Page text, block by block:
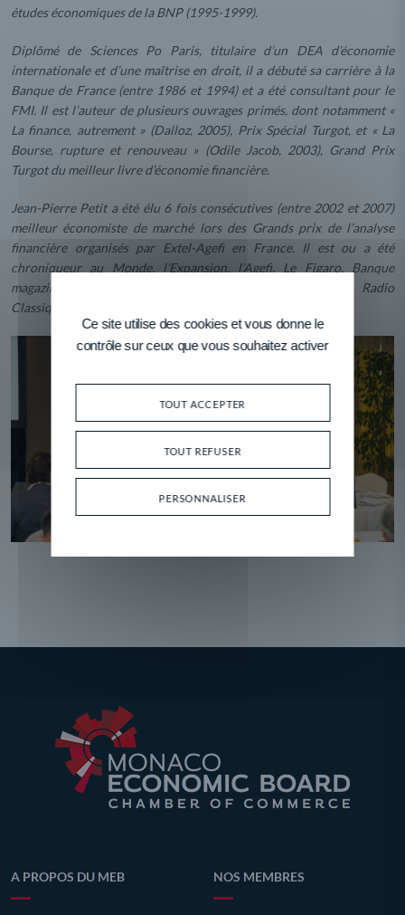
études économiques de la BNP (1995-1999).
Diplômé de Sciences Po Paris, titulaire d’un DEA d’économie
internationale et d’une maîtrise en droit, il a débuté sa carrière à la
Banque de France (entre 1986 et 1994) et a été consultant pour le
FMI. Il est l’auteur de plusieurs ouvrages primés, dont notamment «
La finance, autrement » (Dalloz, 2005), Prix Spécial Turgot, et « La
Bourse, rupture et renouveau » (Odile Jacob, 2003), Grand Prix
Turgot du meilleur livre d’économie financière.
Jean-Pierre Petit a été élu 6 fois consécutives (entre 2002 et 2007)
meilleur économiste de marché lors des Grands prix de l’analyse
financière organisés par Extel-Agefi en France. Il est ou a été
chroniqueur au Monde, l’Expansion, l’Agefi, Le Figaro, Banque
magazine… et intervient régulièrement à BFM Business, Radio
Classique…
A PROPOS DU MEB NOS MEMBRES
Ce site utilise des cookies et vous donne le
contrôle sur ceux que vous souhaitez activer
TOUT ACCEPTER
TOUT REFUSER
PERSONNALISER